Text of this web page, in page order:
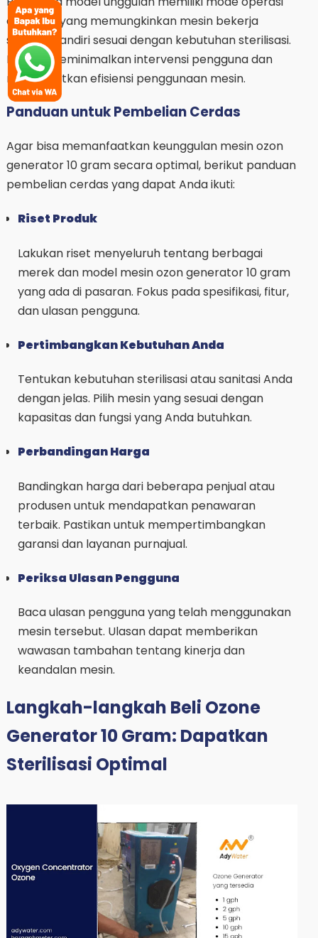
otomatis yang memungkinkan mesin bekerja
secara mandiri sesuai dengan kebutuhan sterilisasi.
Fitur ini meminimalkan intervensi pengguna dan
meningkatkan efisiensi penggunaan mesin.
Panduan untuk Pembelian Cerdas
Agar bisa memanfaatkan keunggulan mesin ozon
generator 10 gram secara optimal, berikut panduan
pembelian cerdas yang dapat Anda ikuti:
Riset Produk
Lakukan riset menyeluruh tentang berbagai
merek dan model mesin ozon generator 10 gram
yang ada di pasaran. Fokus pada spesifikasi, fitur,
dan ulasan pengguna.
Pertimbangkan Kebutuhan Anda
Tentukan kebutuhan sterilisasi atau sanitasi Anda
dengan jelas. Pilih mesin yang sesuai dengan
kapasitas dan fungsi yang Anda butuhkan.
Perbandingan Harga
Bandingkan harga dari beberapa penjual atau
produsen untuk mendapatkan penawaran
terbaik. Pastikan untuk mempertimbangkan
garansi dan layanan purnajual.
Periksa Ulasan Pengguna
Baca ulasan pengguna yang telah menggunakan
mesin tersebut. Ulasan dapat memberikan
wawasan tambahan tentang kinerja dan
keandalan mesin.
Langkah-langkah Beli Ozone
Generator 10 Gram: Dapatkan
Sterilisasi Optimal